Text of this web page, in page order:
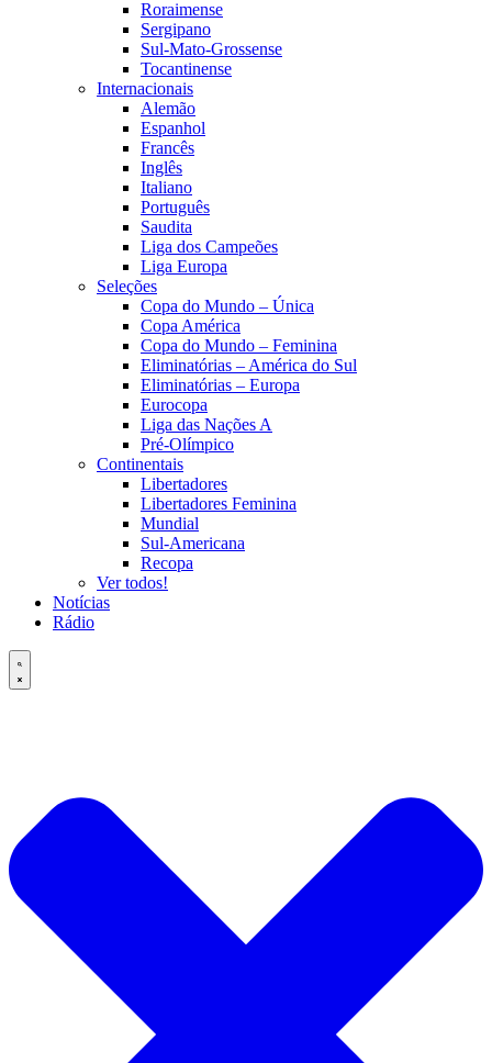
Roraimense
Sergipano
Sul-Mato-Grossense
Tocantinense
Internacionais
Alemão
Espanhol
Francês
Inglês
Italiano
Português
Saudita
Liga dos Campeões
Liga Europa
Seleções
Copa do Mundo – Única
Copa América
Copa do Mundo – Feminina
Eliminatórias – América do Sul
Eliminatórias – Europa
Eurocopa
Liga das Nações A
Pré-Olímpico
Continentais
Libertadores
Libertadores Feminina
Mundial
Sul-Americana
Recopa
Ver todos!
Notícias
Rádio